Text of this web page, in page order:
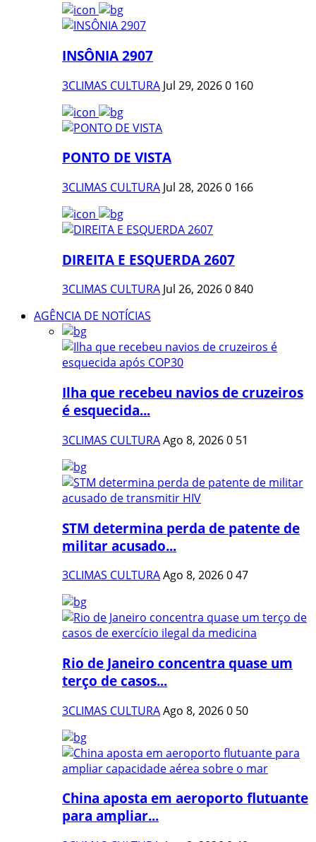
INSÔNIA 2907
3CLIMAS CULTURA Jul 29, 20260 160
PONTO DE VISTA
3CLIMAS CULTURA Jul 28, 20260 166
DIREITA E ESQUERDA 2607
3CLIMAS CULTURA Jul 26, 20260840
AGÊNCIA DE NOTÍCIAS
Ilha que recebeu navios de cruzeiros
é esquecida...
3CLIMAS CULTURAAgo 8, 20260 51
STM determina perda de patente de
militar acusado...
3CLIMAS CULTURAAgo 8, 2026047
Rio de Janeiro concentra quase um
terço de casos...
3CLIMAS CULTURAAgo 8, 20260 50
China aposta em aeroporto flutuante
para ampliar...